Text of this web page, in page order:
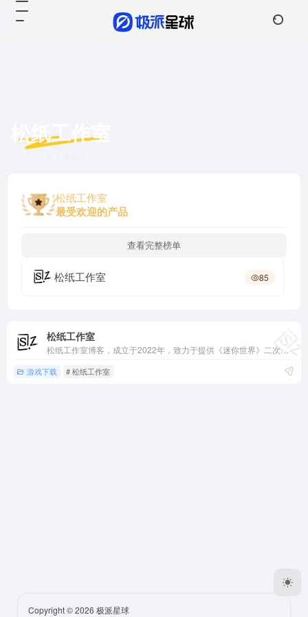
松纸工作室
松纸工作室
最受欢迎的产品
查看完整榜单
松纸工作室 85
松纸工作室
松纸工作室博客，成立于2022年，致力于提供《迷你世界》二次创作版本资源分享的趣味团队！
游戏下载 # 松纸工作室
Copyright © 2026 极派星球